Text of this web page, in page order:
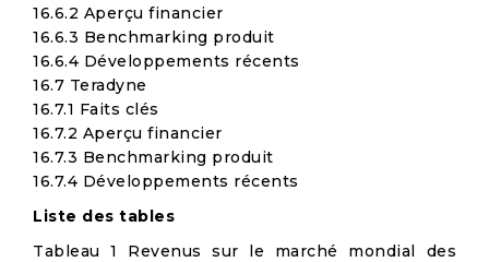
16.6.2 Aperçu financier
16.6.3 Benchmarking produit
16.6.4 Développements récents
16.7 Teradyne
16.7.1 Faits clés
16.7.2 Aperçu financier
16.7.3 Benchmarking produit
16.7.4 Développements récents
Liste des tables
Tableau 1 Revenus sur le marché mondial des